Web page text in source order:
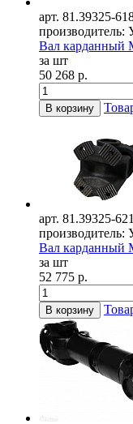
арт. 81.39325-
Вал карданный
за шт
50 268 р.
В корзину
арт. 81.39325-
Вал карданный
за шт
52 775 р.
В корзину